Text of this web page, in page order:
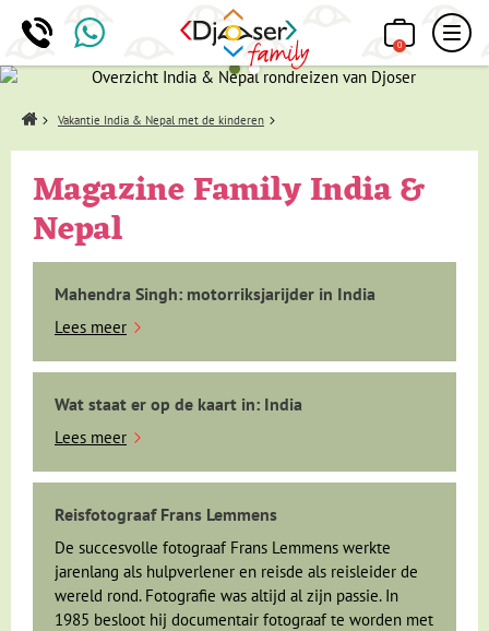
0
Home Vakantie India & Nepal met de kinderen
Magazine Family India &
Nepal
Mahendra Singh: motorriksjarijder in India
Lees meer
Wat staat er op de kaart in: India
Lees meer
Reisfotograaf Frans Lemmens
De succesvolle fotograaf Frans Lemmens werkte
jarenlang als hulpverlener en reisde als reisleider de
wereld rond. Fotografie was altijd al zijn passie. In
1985 besloot hij documentair fotograaf te worden met